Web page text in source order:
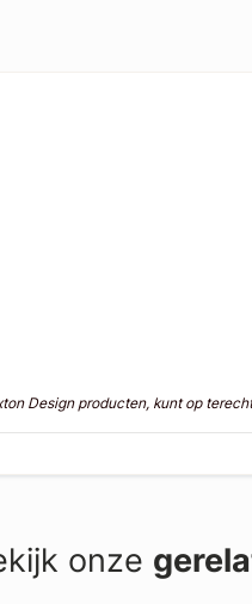
Design producten, kunt op
onze